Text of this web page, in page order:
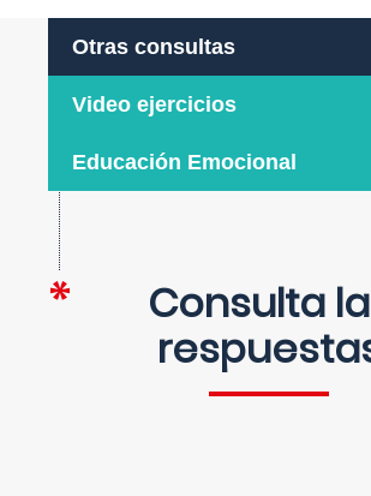
Otras consultas
Video ejercicios
Educación Emocional
Consulta